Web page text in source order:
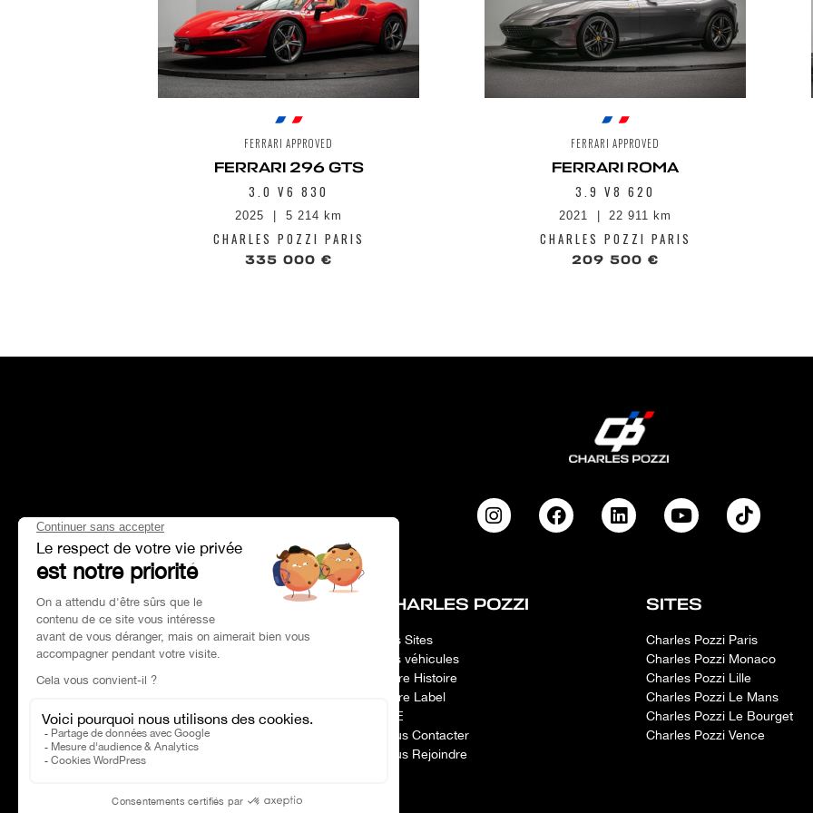
Sièges
Système
Système de
Système de
Système
tissus
Système
Volant en
FERRARI APPROVED
FERRARI 296 GTS
3.0 V6 830
2025 5 214 km
CHARLES POZZI PARIS
335 000 €
FERRARI APPROVED
FERRARI ROMA
3.9 V8 620
2021 22 911 km
CHARLES POZZI PARIS
209 500 €
HEAD OFFICE
Adresse : Paris 75017
Tél :01 47 39 96 50
Horaires :
CHARLES POZZI
Nos Sites
Nos véhicules
Notre Histoire
Notre Label
RSE
Nous Contacter
Nous Rejoindre
SITES
Charles Pozzi Paris
Charles Pozzi Monaco
Charles Pozzi Lille
Charles Pozzi Le Mans
Charles Pozzi Le Bourget
Charles Pozzi Vence